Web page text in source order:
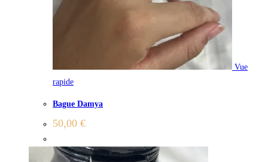
Vue
rapide
Bague Damya
50,00 €